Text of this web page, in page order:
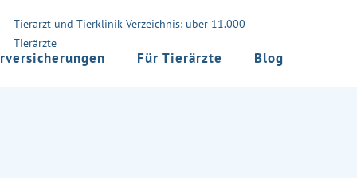
Tierarzt und Tierklinik Verzeichnis: über 11.000
Tierärzte
Für Tierärzte Blog